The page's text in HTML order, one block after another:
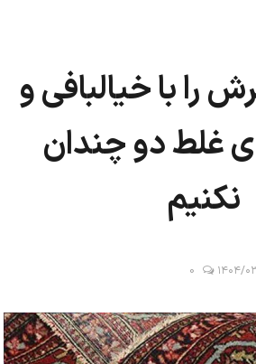
را با خیالبافی و
غلط دو چندان
نکنیم
۰۳/۲۶ 0